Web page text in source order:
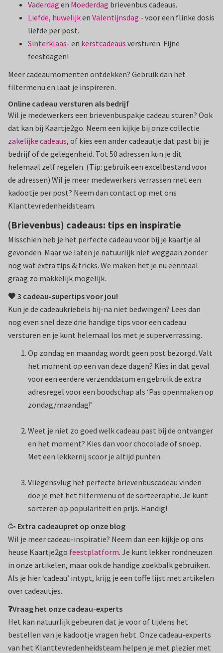
Vaderdag en Moederdag brievenbus cadeaus.
Liefde, huwelijken Valentijnsdag - voor een flinke dosis
liefde per post.
Sinterklaas- en kerstcadeaus versturen. Fijne
feestdagen!
Meer cadeaumomenten ontdekken? Gebruik dan het
filtermenu en laat je inspireren.
Online cadeau versturen als bedrijf
Wil je medewerkers een brievenbuspakje cadeau sturen? Ook
dat kan bij Kaartje2go. Neem een kijkje bij onze collectie
zakelijke cadeaus, of kies een ander cadeautje dat past bij je
bedrijf of de gelegenheid. Tot 50 adressen kun je dit
helemaal zelf regelen. (Tip: gebruik een excelbestand voor
de adressen) Wil je meer medewerkers verrassen met een
kadootje per post? Neem dan contact op met ons
Klanttevredenheidsteam.
(Brievenbus) cadeaus: tips en inspiratie
Misschien heb je het perfecte cadeau voor bij je kaartje al
gevonden. Maar we laten je natuurlijk niet weggaan zonder
nog wat extra tips & tricks. We maken het je nu eenmaal
graag zo makkelijk mogelijk.
🧡 3 cadeau-supertips voor jou!
Kun je de cadeaukriebels bij-na niet bedwingen? Lees dan
nog even snel deze drie handige tips voor een cadeau
versturen en je kunt helemaal los met je superverrassing.
Op zondag en maandag wordt geen post bezorgd. Valt
het moment op een van deze dagen? Kies in dat geval
voor een eerdere verzenddatum en gebruik de extra
adresregel voor een boodschap als ‘Pas openmaken op
zondag/maandag!’
Weet je niet zo goed welk cadeau past bij de ontvanger
en het moment? Kies dan voor chocolade of snoep.
Met een lekkernij scoor je altijd punten.
Vliegensvlug het perfecte brievenbuscadeau vinden
doe je met het filtermenu of de sorteeroptie. Je kunt
sorteren op populariteit en prijs. Handig!
🥳 Extra cadeaupret op onze blog
Wil je meer cadeau-inspiratie? Neem dan een kijkje op ons
heuse Kaartje2go feestplatform. Je kunt lekker rondneuzen
in onze artikelen, maar ook de handige zoekbalk gebruiken.
Als je hier ‘cadeau’ intypt, krijg je een toffe lijst met artikelen
over cadeautjes.
❓Vraag het onze cadeau-experts
Het kan natuurlijk gebeuren dat je voor of tijdens het
bestellen van je kadootje vragen hebt. Onze cadeau-experts
van het Klanttevredenheidsteam helpen je met plezier met